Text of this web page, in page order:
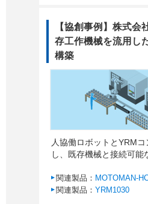
【協創事例】株式会
存工作機械を流用し
構築
人協働ロボットとYRM
し、既存機械と接続可能
関連製品： MOTOMAN-
関連製品： YRM1030